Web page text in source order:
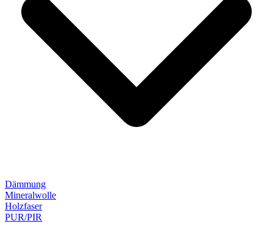
Dämmung
Mineralwolle
Holzfaser
PUR/PIR